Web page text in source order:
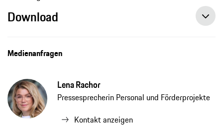
Download
Medienanfragen
Lena Rachor
Pressesprecherin Personal und Förderprojekte
Kontakt anzeigen